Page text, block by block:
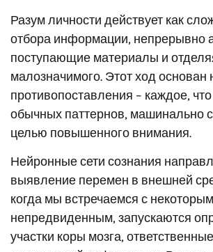
Разум личности действует как
отбора информации, непрерывно
поступающие материалы и
малозначимого. Этот ход основан
противопоставления – каждое,
обычных паттернов, машинально
целью повышенного внимания.
Нейронные сети сознания
выявление перемен в внешней
когда мы встречаемся с
непредвиденным, запускаются
участки коры мозга,